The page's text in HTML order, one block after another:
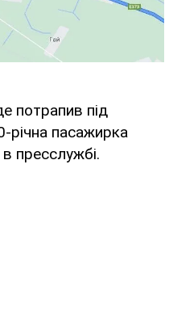
потрапив під
річна пасажирка
пресслужбі.